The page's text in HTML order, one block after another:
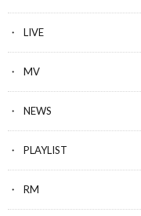
LIVE
MV
NEWS
PLAYLIST
RM